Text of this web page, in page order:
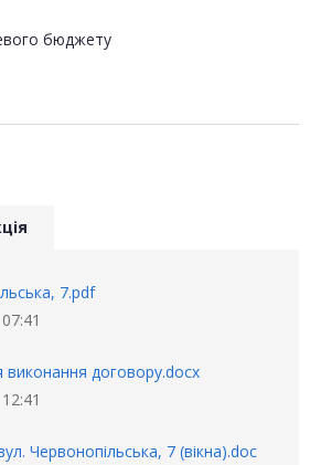
бюджету
7.pdf
07:41
виконання договору.docx
12:41
Червонопільська, 7 (вікна).doc